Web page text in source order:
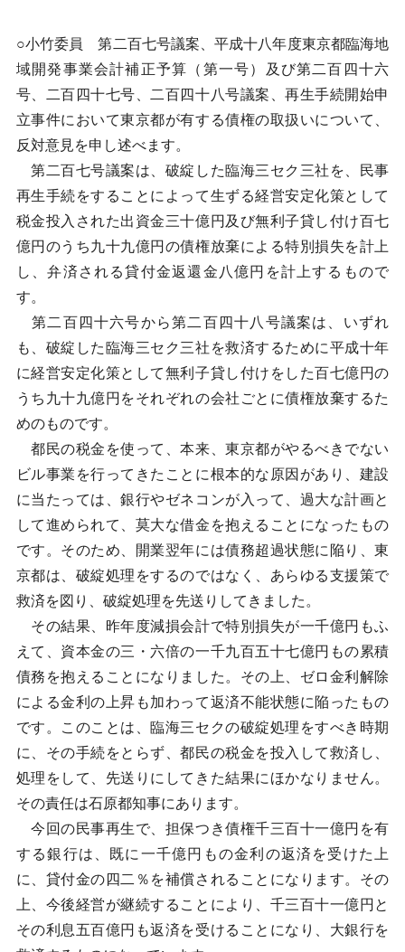
○小竹委員 第二百七号議案、平成十八年度東京都臨海地
域開発事業会計補正予算（第一号）及び第二百四十六
号、二百四十七号、二百四十八号議案、再生手続開始申
立事件において東京都が有する債権の取扱いについて、
反対意見を申し述べます。
第二百七号議案は、破綻した臨海三セク三社を、民事
再生手続をすることによって生ずる経営安定化策として
税金投入された出資金三十億円及び無利子貸し付け百七
億円のうち九十九億円の債権放棄による特別損失を計上
し、弁済される貸付金返還金八億円を計上するもので
す。
第二百四十六号から第二百四十八号議案は、いずれ
も、破綻した臨海三セク三社を救済するために平成十年
に経営安定化策として無利子貸し付けをした百七億円の
うち九十九億円をそれぞれの会社ごとに債権放棄するた
めのものです。
都民の税金を使って、本来、東京都がやるべきでない
ビル事業を行ってきたことに根本的な原因があり、建設
に当たっては、銀行やゼネコンが入って、過大な計画と
して進められて、莫大な借金を抱えることになったもの
です。そのため、開業翌年には債務超過状態に陥り、東
京都は、破綻処理をするのではなく、あらゆる支援策で
救済を図り、破綻処理を先送りしてきました。
その結果、昨年度減損会計で特別損失が一千億円もふ
えて、資本金の三・六倍の一千九百五十七億円もの累積
債務を抱えることになりました。その上、ゼロ金利解除
による金利の上昇も加わって返済不能状態に陥ったもの
です。このことは、臨海三セクの破綻処理をすべき時期
に、その手続をとらず、都民の税金を投入して救済し、
処理をして、先送りにしてきた結果にほかなりません。
その責任は石原都知事にあります。
今回の民事再生で、担保つき債権千三百十一億円を有
する銀行は、既に一千億円もの金利の返済を受けた上
に、貸付金の四二％を補償されることになります。その
上、今後経営が継続することにより、千三百十一億円と
その利息五百億円も返済を受けることになり、大銀行を